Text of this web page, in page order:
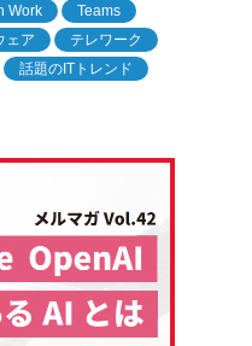
Work
Teams
ェア
テレワーク
話題のITトレンド